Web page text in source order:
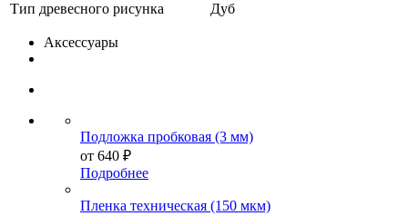
Тип древесного рисунка
Дуб
Аксессуары
Подложка пробковая (3 мм)
от 640 ₽
Подробнее
Пленка техническая (150 мкм)